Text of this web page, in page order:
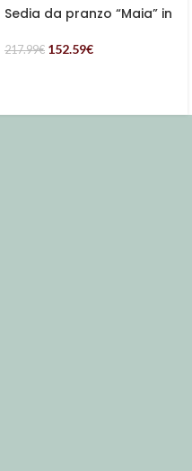
Sedia da pranzo “Maia” in
217.99€ 152.59€